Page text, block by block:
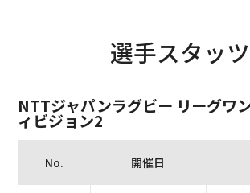
選手スタッツ
NTTジャパンラグビー リーグワ
ィビジョン2
No. 開催日